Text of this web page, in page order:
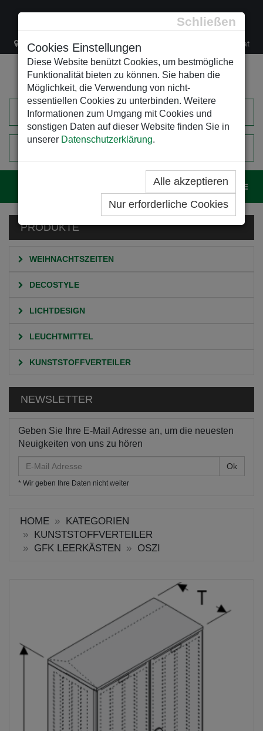
Schließen
Cookies Einstellungen
Diese Website benützt Cookies, um bestmögliche
Funktionalität bieten zu können. Sie haben die
Möglichkeit, die Verwendung von nicht-
essentiellen Cookies zu unterbinden. Weitere
Informationen zum Umgang mit Cookies und
sonstigen Daten auf dieser Website finden Sie in
unserer Datenschutzerklärung.
Alle akzeptieren
Nur erforderliche Cookies
Lacknergasse 78 +43/1/470 37 00 office@leso.at
EINKAUFSWAGEN
PRODUKTE
WEIHNACHTSZEITEN
DECOSTYLE
LICHTDESIGN
LEUCHTMITTEL
KUNSTSTOFFVERTEILER
NEWSLETTER
Geben Sie Ihre E-Mail Adresse an, um die neuesten
Neuigkeiten von uns zu hören
Mail
Adresse
* Wir geben Ihre Daten nicht weiter
HOME
KATEGORIEN
KUNSTSTOFFVERTEILER
GFK LEERKÄSTEN
OSZI